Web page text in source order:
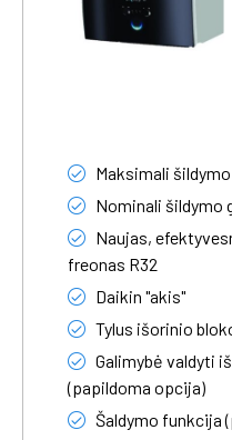
Maksimali
Nominali šildymo
Naujas,
freonas R32
Daikin "akis"
Tylus išorinio
Galimybė valdyti
(papildoma opcija)
Šaldymo funkcija